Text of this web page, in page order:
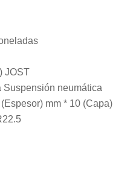
JOST
neumática
mm * 10 (Capa)